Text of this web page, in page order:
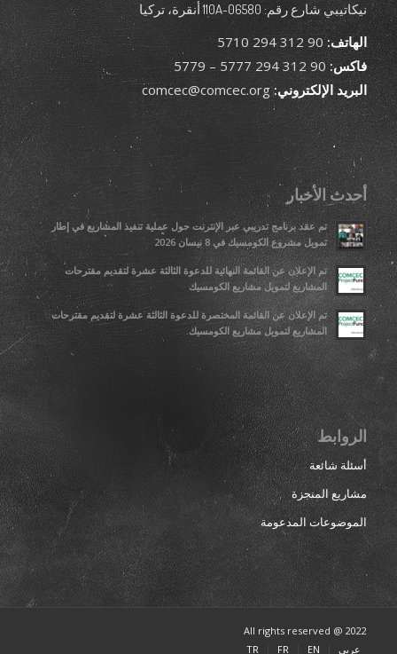
نيكاتيبي شارع رقم: 110A-06580 أنقرة، تركيا
الهاتف:90 312 294 5710
فاكس:90 312 294 5777 – 5779
البريد الإلكتروني:comcec@comcec.org
أحدث الأخبار
تم عقد برنامج تدريبي عبر الإنترنت حول عملية تنفيذ المشاريع في إطار
تمويل مشروع الكومسيك في 8 نيسان 2026
تم الإعلان عن القائمة النهائية للدعوة الثالثة عشرة لتقديم مقترحات
المشاريع لتمويل مشاريع الكومسيك
تم الإعلان عن القائمة المختصرة للدعوة الثالثة عشرة لتقديم مقترحات
المشاريع لتمويل مشاريع الكومسيك.
الروابط
أسئلة شائعة
مشاريع المنجزة
الموضوعات المدعومة
All rights reserved @ 2022
عربي
EN
FR
TR